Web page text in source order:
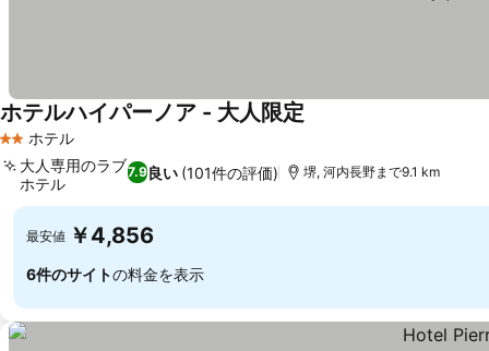
2 ホテルのランク
ホテル
ホテルハイパーノア - 大人限定料金を表示
7.9良い (101件の評価)
大人専用のラブ
ホテル
堺, 河内長野まで9.1 km
最安値 ￥4,856
6件のサイトの料金を表示